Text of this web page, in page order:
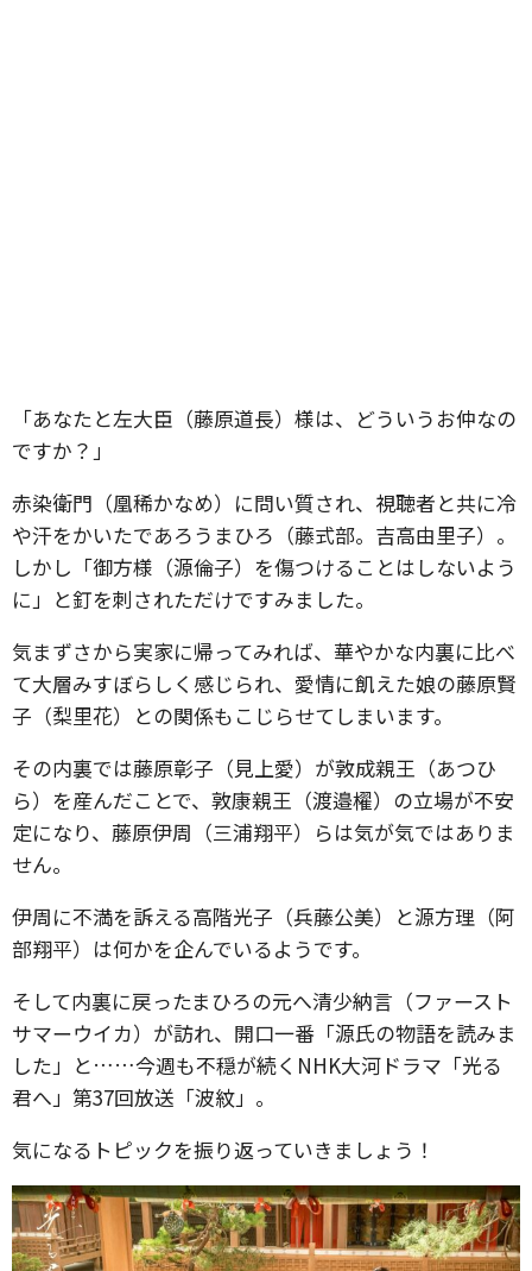
「あなたと左大臣（藤原道長）様は、どういうお仲なの
ですか？」
赤染衛門（凰稀かなめ）に問い質され、視聴者と共に冷
や汗をかいたであろうまひろ（藤式部。吉高由里子）。
しかし「御方様（源倫子）を傷つけることはしないよう
に」と釘を刺されただけですみました。
気まずさから実家に帰ってみれば、華やかな内裏に比べ
て大層みすぼらしく感じられ、愛情に飢えた娘の藤原賢
子（梨里花）との関係もこじらせてしまいます。
その内裏では藤原彰子（見上愛）が敦成親王（あつひ
ら）を産んだことで、敦康親王（渡邉櫂）の立場が不安
定になり、藤原伊周（三浦翔平）らは気が気ではありま
せん。
伊周に不満を訴える高階光子（兵藤公美）と源方理（阿
部翔平）は何かを企んでいるようです。
そして内裏に戻ったまひろの元へ清少納言（ファースト
サマーウイカ）が訪れ、開口一番「源氏の物語を読みま
した」と……今週も不穏が続くNHK大河ドラマ「光る
君へ」第37回放送「波紋」。
気になるトピックを振り返っていきましょう！